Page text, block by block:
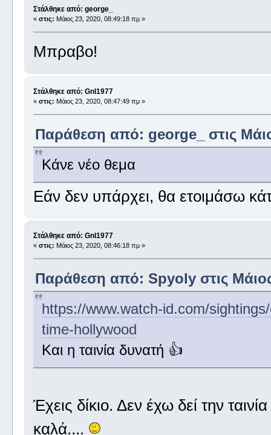
Στάλθηκε από: george_
« στις: Μάιος 23, 2020, 08:49:18 πμ »
Μπραβο!
Στάλθηκε από: Gnl1977
« στις: Μάιος 23, 2020, 08:47:49 πμ »
Παράθεση από: george_ στις
Κάνε νέο θεμα
Εάν δεν υπάρχει, θα ετοιμάσω
Στάλθηκε από: Gnl1977
« στις: Μάιος 23, 2020, 08:46:18 πμ »
Παράθεση από: Spyoly στις
https://www.watch-id.com/
time-hollywood
Και η ταινία δυνατή 👍
Έχεις δίκιο. Δεν έχω δεί την
καλά....